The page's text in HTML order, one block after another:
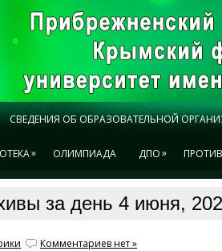
СВЕДЕНИЯ ОБ ОБРАЗОВАТЕЛЬНОЙ
» ОЛИМПИАДА ДПО»
за день 4 июня,
Комментариев нет »